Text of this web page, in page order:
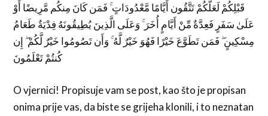
قَبْلِكُمْ لَعَلَّكُمْ تَتَّقُون أَيَّامًا مَّعْدُودَاتٍ ۚ فَمَن كَانَ مِنكُم مَّرِيضًا أَوْ
عَلَىٰ سَفَرٍ فَعِدَّةٌ مِّنْ أَيَّامٍ أُخَرَ ۚ وَعَلَى الَّذِينَ يُطِيقُونَهُ فِدْيَةٌ طَعَامُ
مِسْكِينٍ ۖ فَمَن تَطَوَّعَ خَيْرًا فَهُوَ خَيْرٌ لَّهُ ۚ وَأَن تَصُومُوا خَيْرٌ لَّكُمْ ۖ إِن
كُنتُمْ تَعْلَمُونَ
O vjernici! Propisuje vam se post, kao što je propisan
onima prije vas, da biste se grijeha klonili, i to neznatan